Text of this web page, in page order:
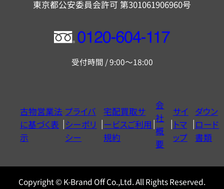
東京都公安委員会許可 第301061906960号
フ
ー
ヤ
ル
0120604117
受付時間 / 9:00～18:00
古物営業法
に基づく表
示
プライバ
シーポリ
シー
宅配買取サ
ービスご利用
規約
会
社
概
要
サイ
トマ
ップ
ダウン
ロード
書類
Copyright © K-Brand Off Co.,Ltd. All Rights Reserved.